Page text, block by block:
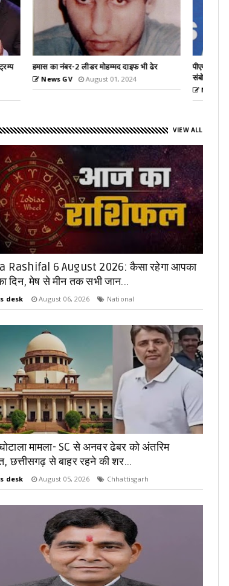
ढेर
पीएम मोदी ने मॉस्को में भारतीय मूल के लोगों को किया
संबोधित
News GV July 09, 2024
VIEW ALL
Rashifal 6 August 2026: कैसा रहेगा आपका
द‍िन, मेष से मीन तक सभी जान...
desk August 06, 2026 National
मामला- SC से अनवर ढेबर को अंतरिम
छत्तीसगढ़ से बाहर रहने की शर...
desk August 05, 2026 Chhattisgarh